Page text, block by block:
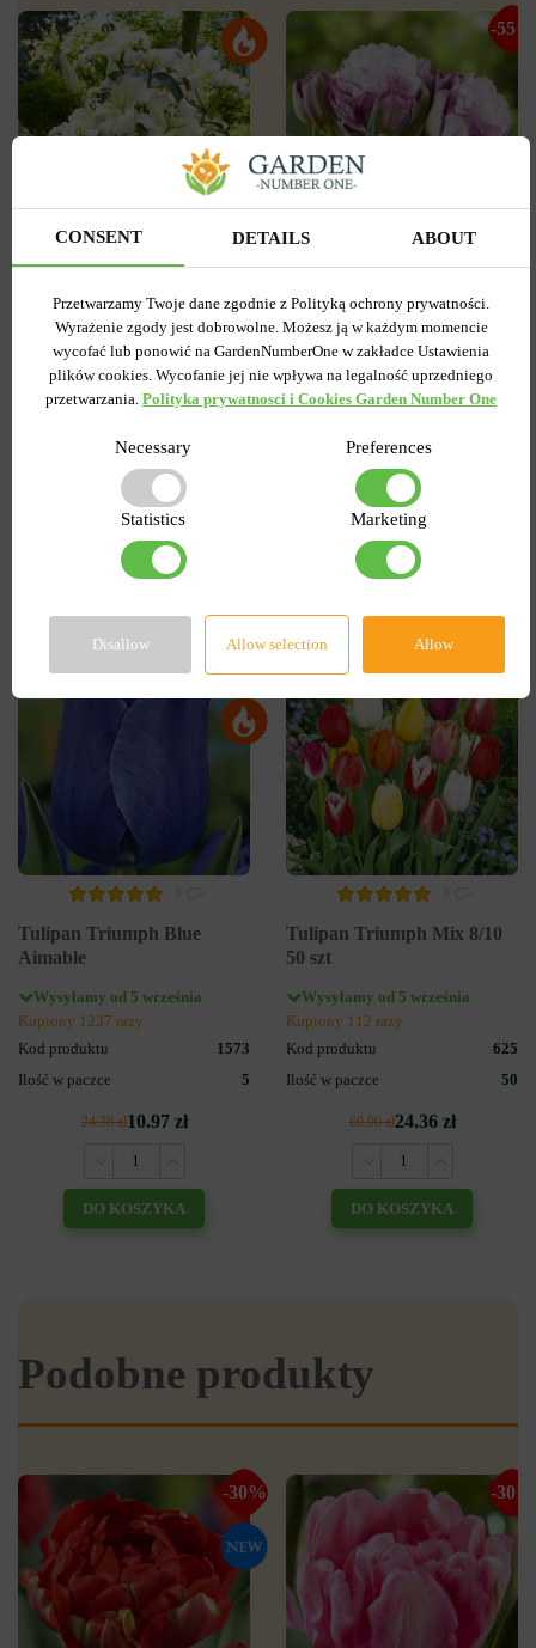
3
Lilia OT Hybryda Pretty
woman
Wysyłamy od 5 września
Kupiony 1956 razy
7.58 zł
DO KOSZYKA
-55%
Pełny+Wielokwiatowy
Peggy Wonder
Kupiony 217 razy
Ilość w paczce
15.27 zł 6.87 zł
DO KOSZYKA
Tulipan Triumph Blue
Aimable
Wysyłamy od 5 września
Kupiony 1237 razy
Kod produktu
1573
Ilość w paczce
5
24.38 zł10.97 zł
DO KOSZYKA
Tulipan Triumph Mix 8/10
50 szt
Wysyłamy od 5 września
Kupiony 112 razy
Kod produktu
625
Ilość w paczce
50
60.90 zł24.36 zł
DO KOSZYKA
Podobne produkty
-30% -30%
CONSENT DETAILS ABOUT
Przetwarzamy Twoje dane zgodnie z Polityką ochrony prywatności.
Wyrażenie zgody jest dobrowolne. Możesz ją w każdym momencie
wycofać lub ponowić na GardenNumberOne w zakładce Ustawienia
plików cookies. Wycofanie jej nie wpływa na legalność uprzedniego
przetwarzania. Polityka prywatnosci i Cookies Garden Number One
Necessary Preferences
Statistics Marketing
Disallow Allow selection Allow